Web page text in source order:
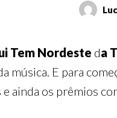
Tem Nordeste da
E para
ainda os prêmios